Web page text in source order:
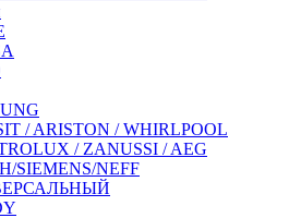
/ ARISTON / WHIRLPOOL
/ ZANUSSI / AEG
SIEMENS/NEFF